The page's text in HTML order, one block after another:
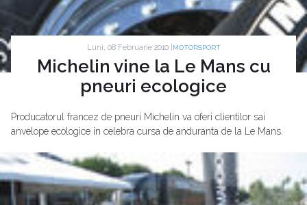
Luni, 08 Februarie 2010 | MOTORSPORT
Michelin vine la Le Mans cu
pneuri ecologice
Producatorul francez de pneuri Michelin va oferi clientilor sai
anvelope ecologice in celebra cursa de anduranta de la Le Mans.